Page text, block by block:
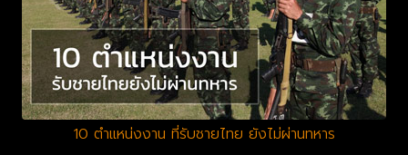
10 ตำแหน่งงาน ที่รับชายไทย ยังไม่ผ่านทหาร